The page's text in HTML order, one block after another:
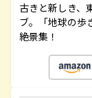
古きと新しき、
ブ。「地球の歩
絶景集！